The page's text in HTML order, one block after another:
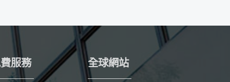
服務 全球網站